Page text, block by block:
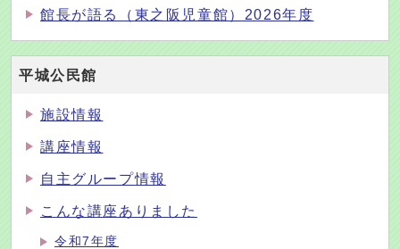
館長が語る（東之阪児童館）2026年度
平城公民館
施設情報
講座情報
自主グループ情報
こんな講座ありました
令和7年度